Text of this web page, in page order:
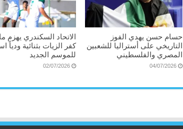
حسام حسن يهدي الفوز
التاريخي على أستراليا للشعبين
المصري والفلسطيني
04/07/2026
الاتحاد السكندري يهزم
كفر الزيات بثنائية ودياً
للموسم الجديد
02/07/2026